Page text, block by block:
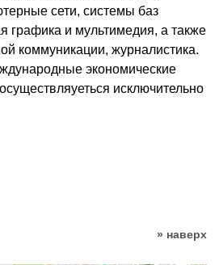
сети, системы баз
графика и мультимедия, а также
коммуникации, журналистика.
экономические
исключительно
» наверх